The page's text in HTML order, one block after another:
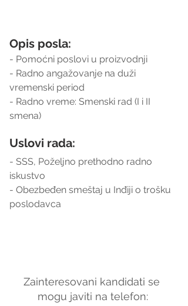
Opis posla:
- Pomoćni poslovi u proizvodnji
- Radno angažovanje na duži
vremenski period
- Radno vreme: Smenski rad (I i II
smena)
Uslovi rada:
- SSS, Poželjno prethodno radno
iskustvo
- Obezbeđen smeštaj u Inđiji o trošku
poslodavca
Zainteresovani kandidati se
mogu javiti na telefon: